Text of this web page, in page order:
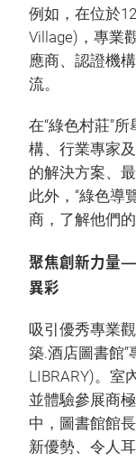
例如，在位於
Village)，專業
應商、認證機
流。
在“綠色村莊”
構、行業專家
的解決方案、
此外，“綠色導
商，了解他們
聚焦創新力量
異彩
吸引優秀專業
築.酒店圖書館
LIBRARY)。室
並體驗參展商
中，圖書館館
新優勢、令人